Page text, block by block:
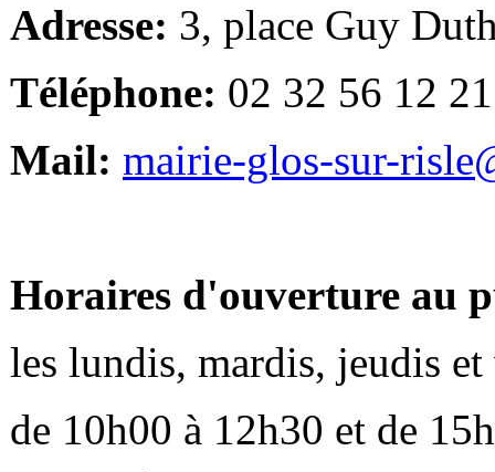
Adresse: 3, place Guy
Téléphone: 02 32 56 12 21
Mail: mairie-glos-sur-
Horaires d'ouverture au
les lundis, mardis, jeudis et
de 10h00 à 12h30 et de